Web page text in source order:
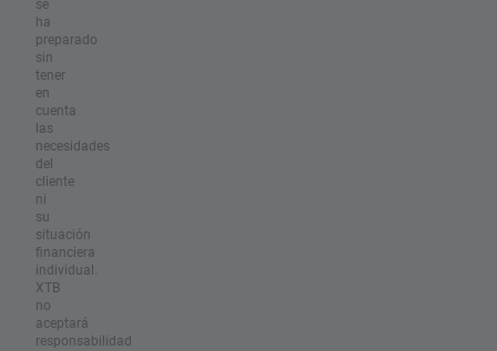
se
ha
preparado
sin
tener
en
cuenta
las
necesidades
del
cliente
ni
su
situación
financiera
individual.
XTB
no
aceptará
responsabilidad